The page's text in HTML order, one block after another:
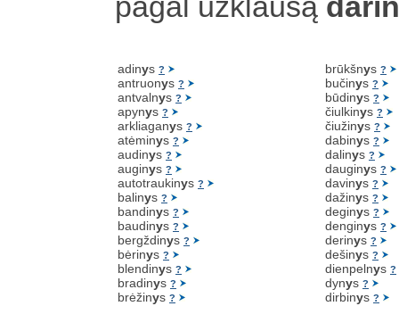
adinys ?
antruonys ?
antvalnys ?
apynys ?
arkliaganys ?
atėminys ?
audinys ?
auginys ?
autotraukinys ?
balinys ?
bandinys ?
baudinys ?
bergždinys ?
bėrinys ?
blendinys ?
bradinys ?
brėžinys ?
brūkšnys ?
bučinys ?
būdinys ?
čiulkinys ?
čiužinys ?
dabinys ?
dalinys ?
dauginys ?
davinys ?
dažinys ?
deginys ?
denginys ?
derinys ?
dešinys ?
dienpelnys ?
dynys ?
dirbinys ?